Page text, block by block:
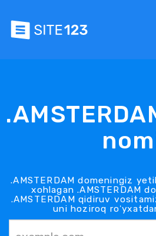
.AMSTERDAM domeningiz
xohlagan .AMSTERDAM
.AMSTERDAM qidiruv
uni hoziroq